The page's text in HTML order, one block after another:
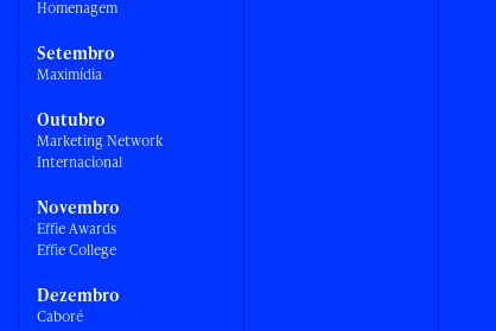
Homenagem
Setembro
Maximídia
Outubro
Marketing Network
Internacional
Novembro
Effie Awards
Effie College
Dezembro
Caboré